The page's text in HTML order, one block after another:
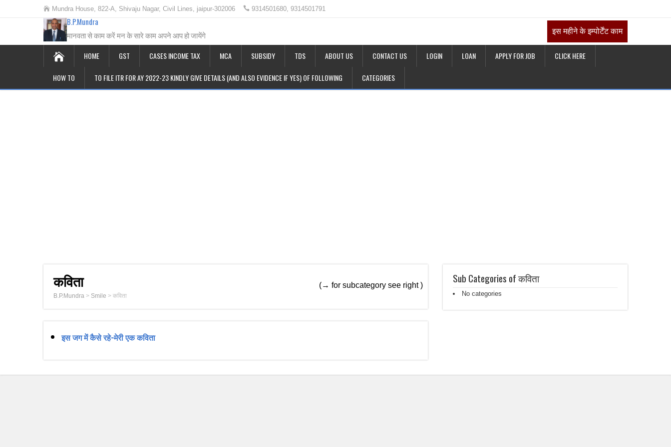
Mundra House, 822-A, Shivaju Nagar, Civil Lines, jaipur-302006 9314501680, 9314501791
B.P.Mundra
मानवता से काम करें मन के सारे काम अपने आप हो जायेंगे
इस महीने के इम्पोर्टेंट काम
HOME GST CASES INCOME TAX MCA SUBSIDY TDS ABOUT US CONTACT US LOGIN LOAN APPLY FOR JOB CLICK HERE
HOW TO TO FILE ITR FOR AY 2022-23 KINDLY GIVE DETAILS (AND ALSO EVIDENCE IF YES) OF FOLLOWING CATEGORIES
कविता
B.P.Mundra > Smile > कविता
(→ for subcategory see right )
इस जग में कैसे रहे-मेरी एक कविता
Sub Categories of कविता
No categories